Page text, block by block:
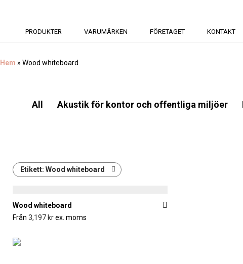
PRODUKTER VARUMÄRKEN FÖRETAGET KONTAKT
Hem » Wood whiteboard
All Akustik för kontor och offentliga miljöer
Etikett: Wood whiteboard
Wood whiteboard
Från 3,197 krex. moms